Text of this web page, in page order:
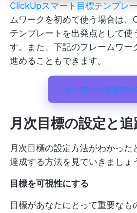
ClickUpスマート目標テンプレ
ムワークを初めて使う場合は
テンプレートを出発点として使
す。また、下記のフレームワー
進めることもできます。
テンプレートのダウン
月次目標の設定と
月次目標の設定方法がわかった
達成する方法を見ていきましょ
目標を可視性にする
目標があなたにとって重要なも